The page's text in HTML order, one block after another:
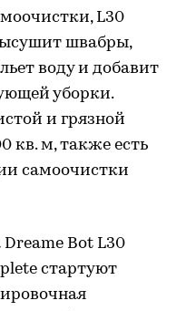
L30
швабры,
воду и добавит
уборки.
и грязной
кв. м, также есть
самоочистки
Bot L30
стартуют